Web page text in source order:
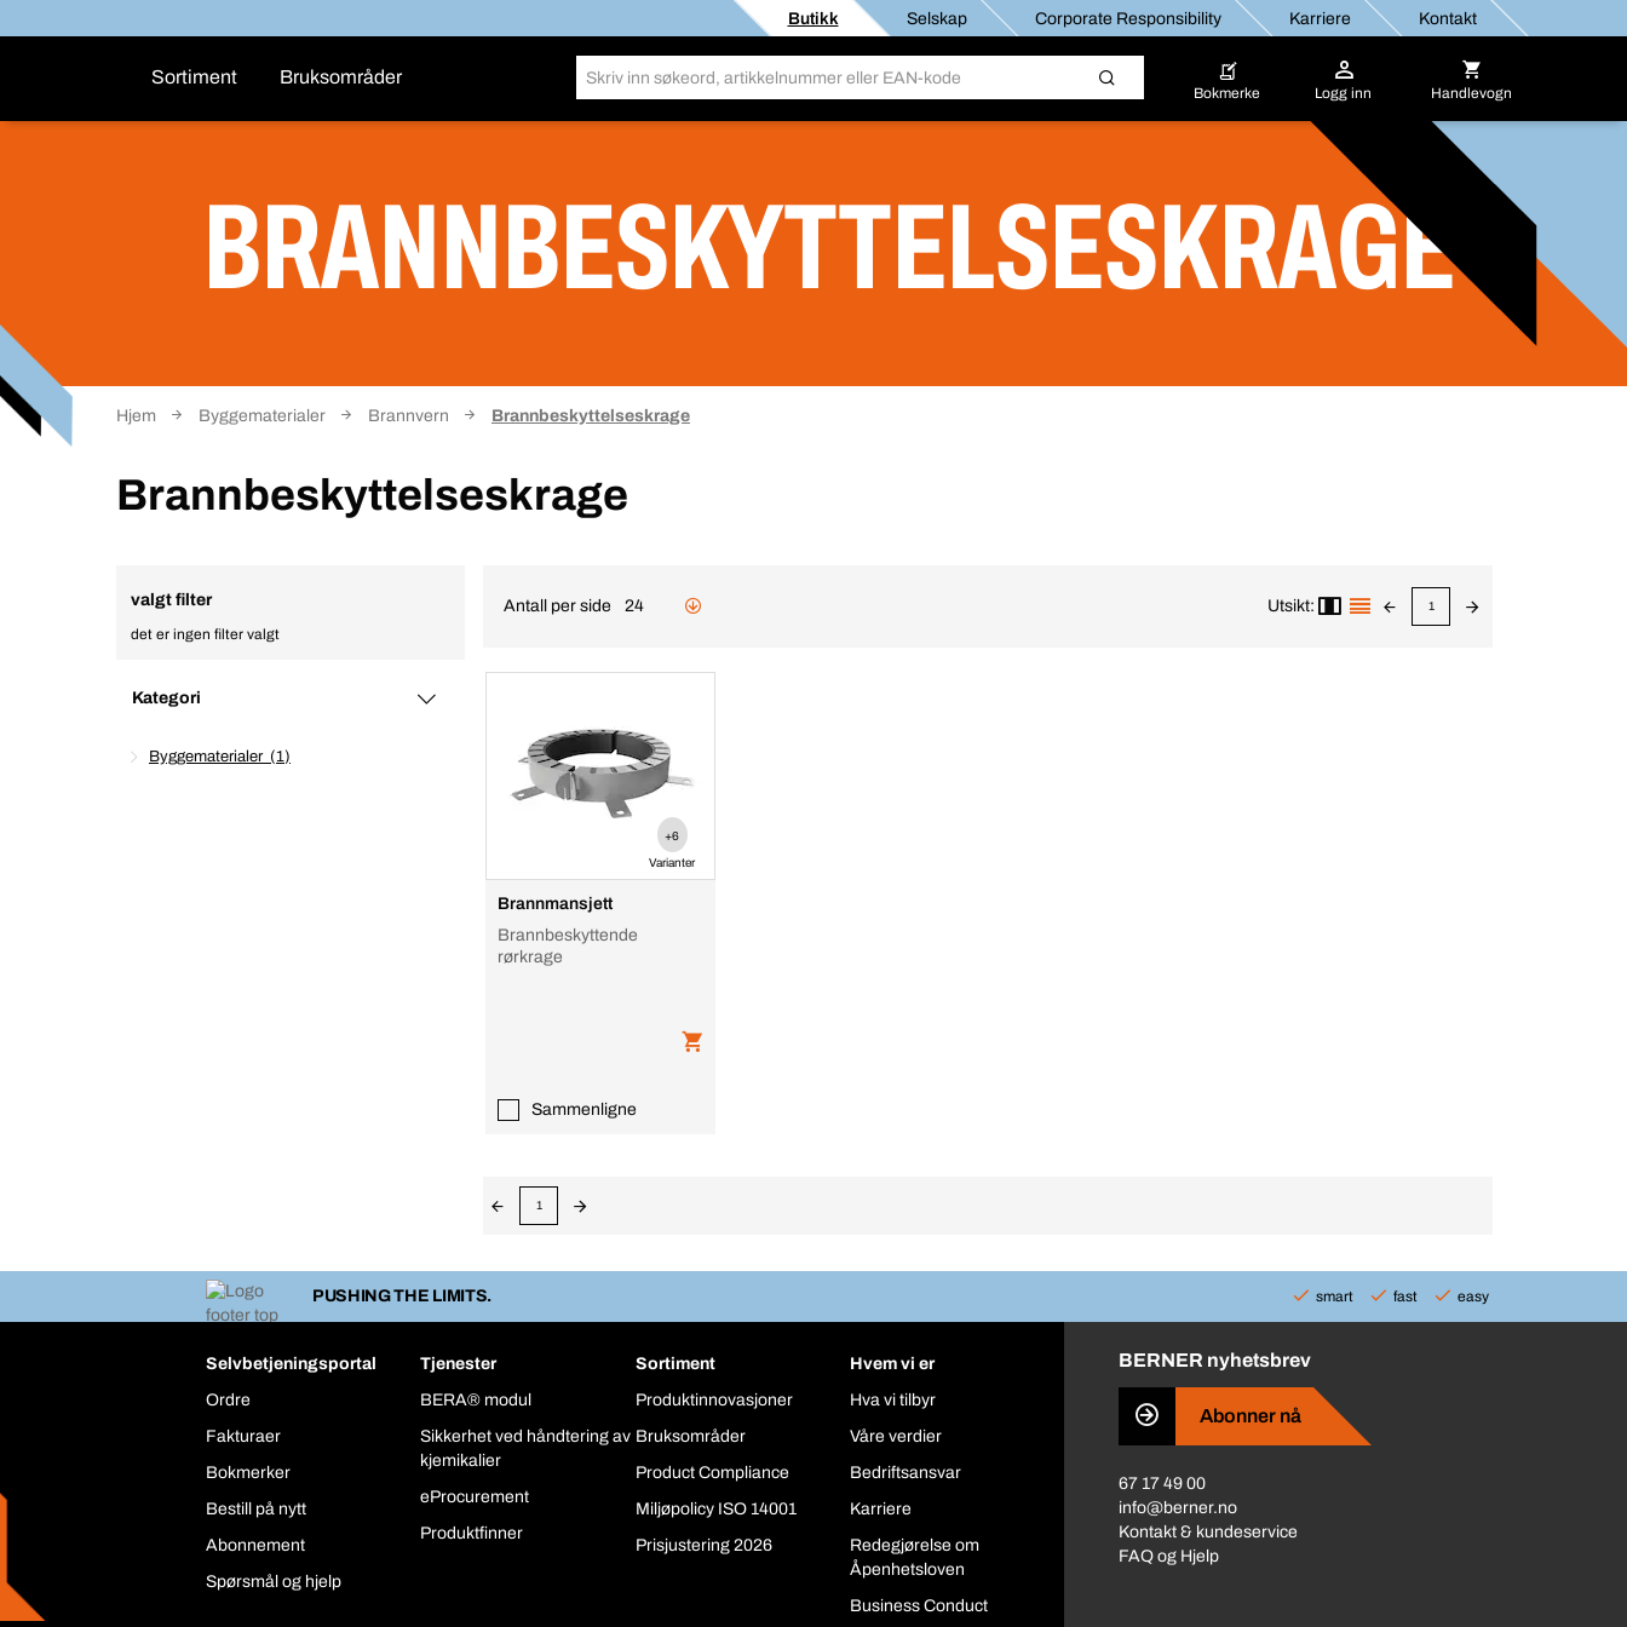
Butikk Selskap Corporate Responsibility Karriere Kontakt
Sortiment Bruksområder
Bokmerke Logg inn Handlevogn
BRANNBESKYTTELSESKRAGE
Hjem Byggematerialer Brannvern Brannbeskyttelseskrage
Brannbeskyttelseskrage
valgt filter
det er ingen filter valgt
Kategori
Byggematerialer 1
Antall per side 24 Utsikt: 1
+6
Varianter
Brannmansjett
Brannbeskyttende
rørkrage
Sammenligne
1
PUSHING THE LIMITS. smart fast easy
Selvbetjeningsportal
Ordre
Fakturaer
Bokmerker
Bestill på nytt
Abonnement
Spørsmål og hjelp
Tjenester
BERA® modul
Sikkerhet ved håndtering av
kjemikalier
eProcurement
Produktfinner
Sortiment
Produktinnovasjoner
Bruksområder
Product Compliance
Miljøpolicy ISO 14001
Prisjustering 2026
Hvem vi er
Hva vi tilbyr
Våre verdier
Bedriftsansvar
Karriere
Redegjørelse om
Åpenhetsloven
Business Conduct
BERNER nyhetsbrev
Abonner nå
67 17 49 00
info@berner.no
Kontakt & kundeservice
FAQ og Hjelp